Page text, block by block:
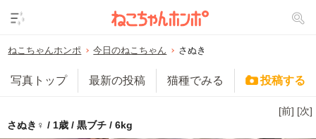
ねこちゃんホンポ 今日のねこちゃん さぬき
写真トップ 最新の投稿 猫種でみる 投稿する
[前] [次]
さぬき♀ / 1歳 / 黒ブチ / 6kg